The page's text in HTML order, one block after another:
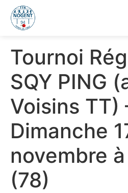
Accueil
Horaires
Nous
Les
Tournoi
SQY PING
Voisins TT)
Dimanche
novembre
(78)